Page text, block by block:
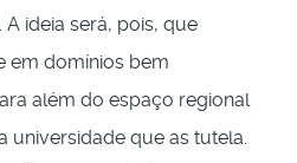
ideia será, pois, que
em domínios bem
além do espaço regional
universidade que as tutela.